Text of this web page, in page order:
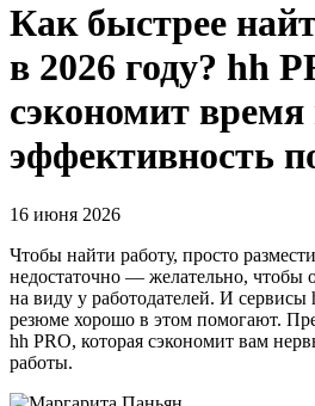
Как быстрее
в 2026 году? hh
сэкономит
эффективность
16 июня 2026
Чтобы найти работу, просто
недостаточно — желательно, чтобы
на виду у работодателей. И
резюме хорошо в этом помогают.
hh PRO, которая сэкономит вам
работы.